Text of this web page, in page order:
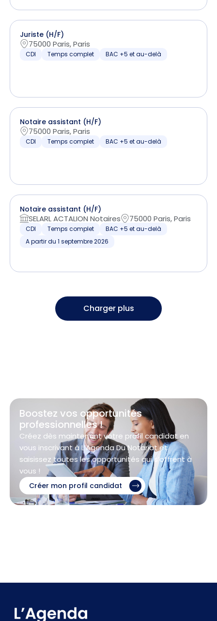
Juriste (H/F)
75000 Paris, Paris
CDI Temps complet BAC +5 et au-delà
Notaire assistant (H/F)
75000 Paris, Paris
CDI Temps complet BAC +5 et au-delà
Notaire assistant (H/F)
SELARL ACTALION Notaires 75000 Paris, Paris
CDI Temps complet
BAC +5 et au-delà
A partir du 1 septembre 2026
Charger plus
Boostez vos opportunités
professionnelles !
Créez dès maintenant votre profil candidat en
vous inscrivant à L’Agenda Du Notariat et
saisissez toutes les opportunités qui s’offrent à
vous !
Créer mon profil candidat